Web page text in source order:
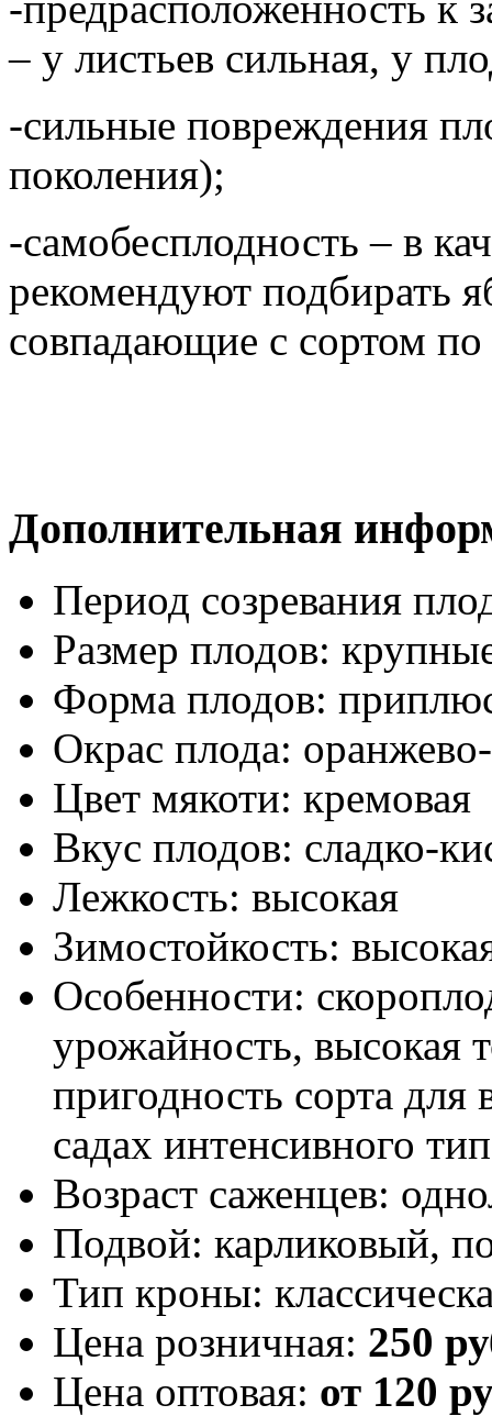
– у листьев сильная, у
-сильные повреждения
поколения);
-самобесплодность – в
рекомендуют подбирать
совпадающие с сортом
Дополнительная
Период созревания
Размер плодов:
Форма плодов:
Окрас плода:
Цвет мякоти: кремовая
Вкус плодов: сладко-
Лежкость: высокая
Зимостойкость:
Особенности:
урожайность, высокая
пригодность сорта
садах интенсивного
Возраст саженцев:
Подвой: карликовый,
Тип кроны:
Цена розничная: 250
Цена оптовая: от 120